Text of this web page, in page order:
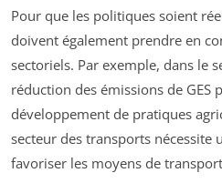
Pour que les politiques soient
doivent également prendre en
sectoriels. Par exemple, dans le
réduction des émissions de GES
développement de pratiques
secteur des transports nécessite
favoriser les moyens de